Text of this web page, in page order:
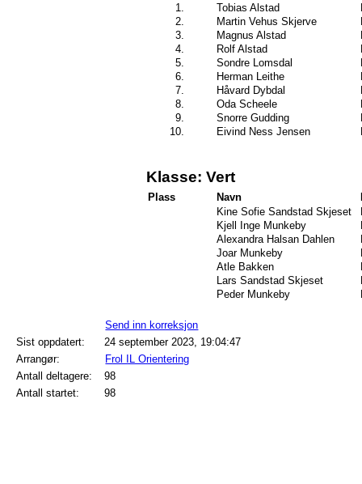
1.
Tobias Alstad
2.
Martin Vehus Skjerve
3.
Magnus Alstad
4.
Rolf Alstad
5.
Sondre Lomsdal
6.
Herman Leithe
7.
Håvard Dybdal
8.
Oda Scheele
9.
Snorre Gudding
10.
Eivind Ness Jensen
Klasse: Vert
Plass Navn
Kine Sofie Sandstad Skjeset
Kjell Inge Munkeby
Alexandra Halsan Dahlen
Joar Munkeby
Atle Bakken
Lars Sandstad Skjeset
Peder Munkeby
Send inn korreksjon
Sist oppdatert:
24 september 2023, 19:04:47
Arrangør:
Frol IL Orientering
Antall deltagere:
98
Antall startet:
98